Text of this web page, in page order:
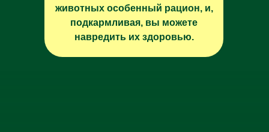
животных особенный рацион, и,
подкармливая, вы можете
навредить их здоровью.